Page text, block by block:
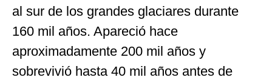
al sur de los grandes glaciares durante
160 mil años. Apareció hace
aproximadamente 200 mil años y
sobrevivió hasta 40 mil años antes de